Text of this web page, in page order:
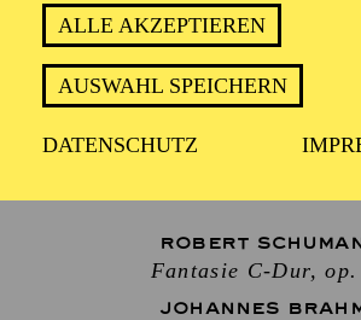
ALLE AKZEPTIEREN
AUSWAHL SPEICHERN
DATENSCHUTZ
2 Stunden, inkl. Pause
KHATIA
ROBERT
Fantasie C-Dur,
JOHANNES